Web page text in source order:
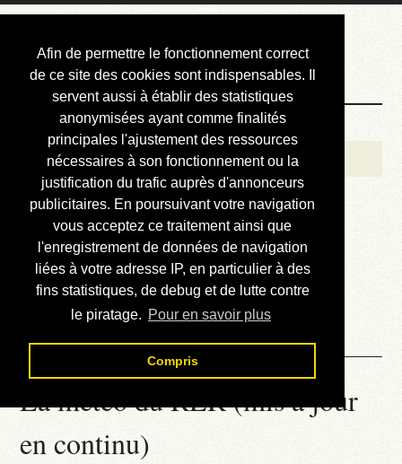
Afin de permettre le fonctionnement correct
de ce site des cookies sont indispensables. Il
servent aussi à établir des statistiques
anonymisées ayant comme finalités
principales l'ajustement des ressources
nécessaires à son fonctionnement ou la
justification du trafic auprès d'annonceurs
publicitaires. En poursuivant votre navigation
vous acceptez ce traitement ainsi que
l'enregistrement de données de navigation
liées à votre adresse IP, en particulier à des
fins statistiques, de debug et de lutte contre
le piratage. Pour en savoir plus
Compris
Courbis, « LE »
Blog Officiel
Bienvenue
Réalisations
Divers (et d’été)
Annonces
Liens externes
Téléchargement
Contact
La météo du RER (mis à jour
en continu)